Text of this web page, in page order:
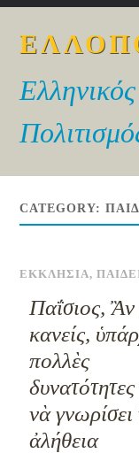
CATEGORY:
ΕΚΚΛΗΣΙΑ,
Παΐσιος, Ἂν
κανείς,
πολλὲς
δυνατότητες
νὰ γνωρίσει
ἀλήθεια